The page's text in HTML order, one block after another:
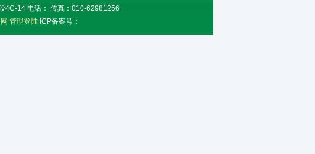
4C-14 电话： 传真：010-62981256
管理登陆 ICP备案号：